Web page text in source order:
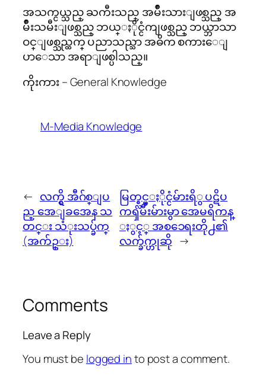
အသက္ငယ္သည္ ႀကီးသည္ အမ်ဳိးသားျဖစ္သည္ အ
မ်ဳိးသမီးျဖစ္သည္ ဘယ္ႏိုင္ငံကျဖစ္သည္ ဘယ္ဘာသာ
ဝင္ျဖစ္သည္ထက္ ပညာသည္သာ အဓိက စကားေျ
ပာေသာ အရာျဖစ္ပါသည္။
ကိုးကား – General Knowledge
M-Media Knowledge
← လက္ရွိ အီဂ်စ္ျပ
ည္ အေျခအေန သ
တင္း သံုးသပ္ခ်က္
(အက်ဥ္း)
မြတ္စ္လင္မ္ႏိုင္ငံမ်ားရိွ ပဋိပ
ကၡမီးမ်ားမွာ အေမရိကန္
ႏွင့္ အစၥေရးတို႕၏
လက္ခ်က္ဟုဆို →
Comments
Leave a Reply
You must be logged into post a comment.